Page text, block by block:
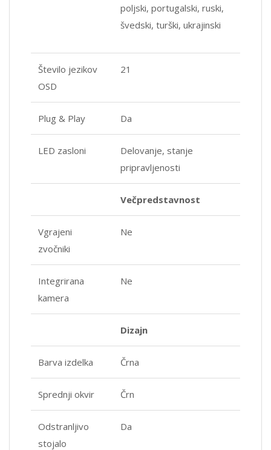
poljski, portugalski, ruski,
švedski, turški, ukrajinski
Število jezikov
OSD
21
Plug & Play Da
LED zasloni
Delovanje, stanje
pripravljenosti
Večpredstavnost
Vgrajeni
zvočniki
Ne
Integrirana
kamera
Ne
Dizajn
Barva izdelka Črna
Sprednji okvir Črn
Odstranljivo
stojalo
Da